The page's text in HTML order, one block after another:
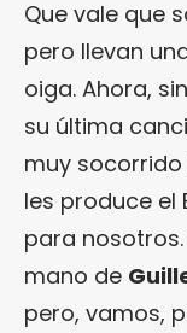
Que vale que
pero llevan
oiga. Ahora,
su última
muy socorrido
les produce el
para
mano de
pero, vamos,